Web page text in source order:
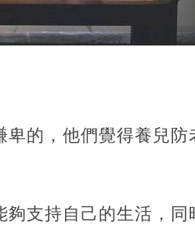
的，他們覺得養兒
支持自己的生活，